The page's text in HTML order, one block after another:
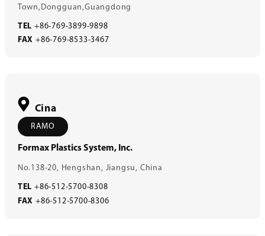
Town,Dongguan,Guangdong
TEL+86-769-3899-9898
FAX+86-769-8533-3467
Cina
RAMO
Formax Plastics System, Inc.
No.138-20, Hengshan, Jiangsu, China
TEL+86-512-5700-8308
FAX+86-512-5700-8306